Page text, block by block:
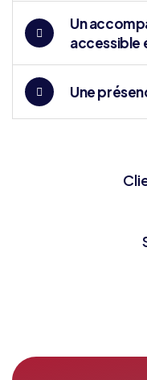
Un
accessible
Une